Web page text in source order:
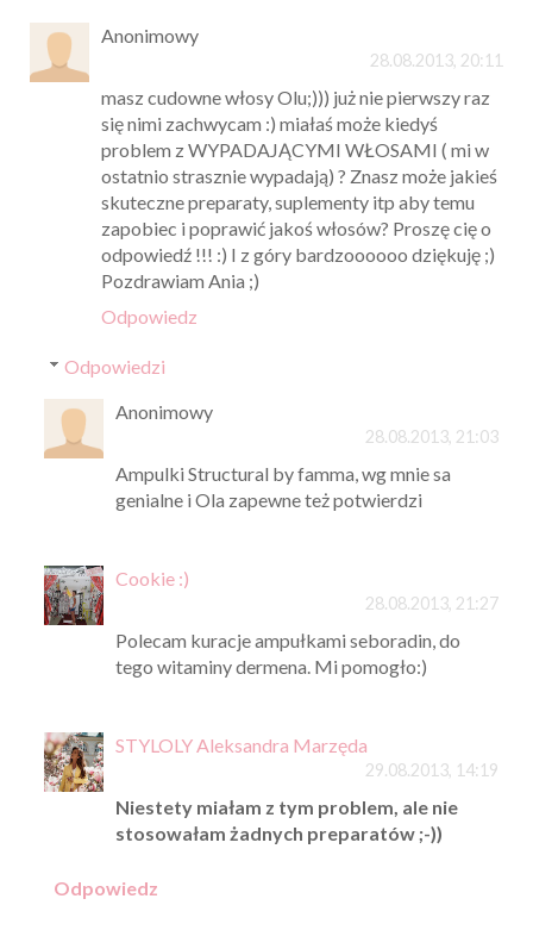
Anonimowy
28.08.2013, 20:11
masz cudowne włosy Olu;))) już nie pierwszy raz
się nimi zachwycam :) miałaś może kiedyś
problem z WYPADAJĄCYMI WŁOSAMI ( mi w
ostatnio strasznie wypadają) ? Znasz może jakieś
skuteczne preparaty, suplementy itp aby temu
zapobiec i poprawić jakoś włosów? Proszę cię o
odpowiedź !!! :) I z góry bardzoooooo dziękuję ;)
Pozdrawiam Ania ;)
Odpowiedz
Odpowiedzi
Anonimowy
28.08.2013, 21:03
Ampulki Structural by famma, wg mnie sa
genialne i Ola zapewne też potwierdzi
Cookie :)
28.08.2013, 21:27
Polecam kuracje ampułkami seboradin, do
tego witaminy dermena. Mi pomogło:)
STYLOLY Aleksandra Marzęda
29.08.2013, 14:19
Niestety miałam z tym problem, ale nie
stosowałam żadnych preparatów ;-))
Odpowiedz